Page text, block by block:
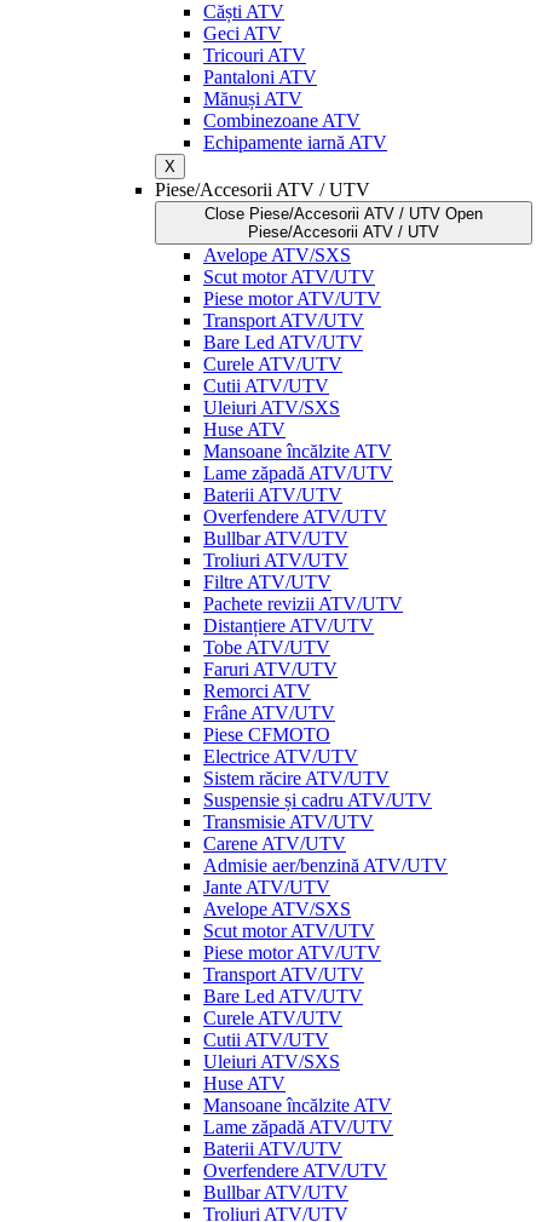
Căști ATV
Geci ATV
Tricouri ATV
Pantaloni ATV
Mănuși ATV
Combinezoane ATV
Echipamente iarnă ATV
X
Piese/Accesorii ATV / UTV
Close Piese/Accesorii ATV / UTV Open
Piese/Accesorii ATV / UTV
Avelope ATV/SXS
Scut motor ATV/UTV
Piese motor ATV/UTV
Transport ATV/UTV
Bare Led ATV/UTV
Curele ATV/UTV
Cutii ATV/UTV
Uleiuri ATV/SXS
Huse ATV
Mansoane încălzite ATV
Lame zăpadă ATV/UTV
Baterii ATV/UTV
Overfendere ATV/UTV
Bullbar ATV/UTV
Troliuri ATV/UTV
Filtre ATV/UTV
Pachete revizii ATV/UTV
Distanțiere ATV/UTV
Tobe ATV/UTV
Faruri ATV/UTV
Remorci ATV
Frâne ATV/UTV
Piese CFMOTO
Electrice ATV/UTV
Sistem răcire ATV/UTV
Suspensie și cadru ATV/UTV
Transmisie ATV/UTV
Carene ATV/UTV
Admisie aer/benzină ATV/UTV
Jante ATV/UTV
Avelope ATV/SXS
Scut motor ATV/UTV
Piese motor ATV/UTV
Transport ATV/UTV
Bare Led ATV/UTV
Curele ATV/UTV
Cutii ATV/UTV
Uleiuri ATV/SXS
Huse ATV
Mansoane încălzite ATV
Lame zăpadă ATV/UTV
Baterii ATV/UTV
Overfendere ATV/UTV
Bullbar ATV/UTV
Troliuri ATV/UTV